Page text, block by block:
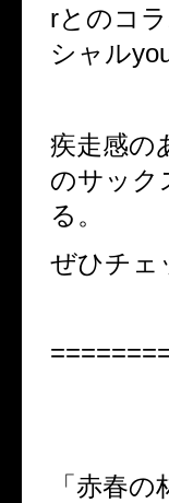
rとのコ
シャル
疾走感の
のサック
る。
ぜひチェ
「赤春の